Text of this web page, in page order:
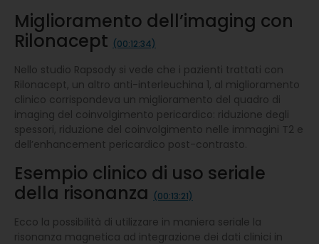
Miglioramento dell’imaging con
Rilonacept (00:12:34)
Nello studio Rapsody si vede che i pazienti trattati con
Rilonacept, un altro anti-interleuchina 1, al miglioramento
clinico corrispondeva un miglioramento del quadro di
imaging del coinvolgimento pericardico: riduzione degli
spessori, riduzione del coinvolgimento nelle immagini T2 e
dell’enhancement pericardico post-contrasto.
Esempio clinico di uso seriale
della risonanza (00:13:21)
Ecco la possibilità di utilizzare in maniera seriale la
risonanza magnetica ad integrazione dei dati clinici in